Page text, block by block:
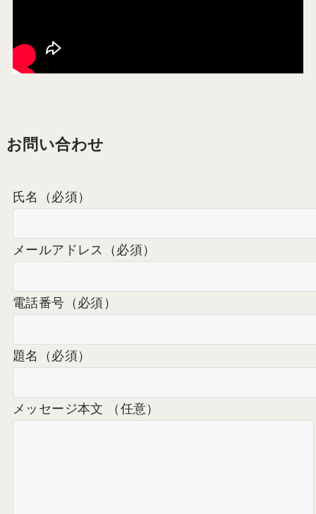
お問い合わせ
氏名 （必須）
メールアドレス （必須）
電話番号 （必須）
題名 （必須）
メッセージ本文 （任意）